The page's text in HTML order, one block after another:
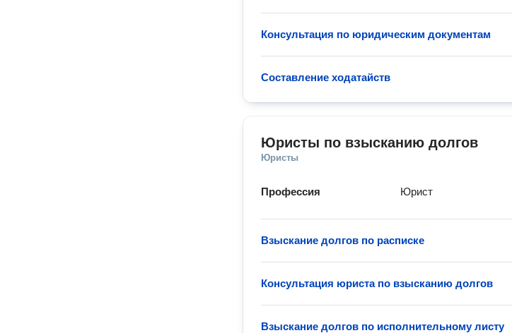
Консультация по юридическим документам
Составление ходатайств
Юристы по взысканию долгов
Юристы
Профессия Юрист
Взыскание долгов по расписке
Консультация юриста по взысканию долгов
Взыскание долгов по исполнительному листу